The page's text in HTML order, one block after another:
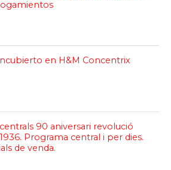
en H&M Concentrix
90 aniversari revolució
Programa central i per dies.
de venda.